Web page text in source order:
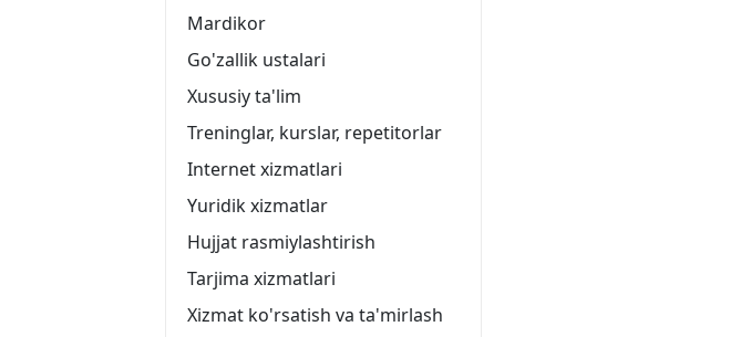
Mardikor
Go'zallik ustalari
Xususiy ta'lim
Treninglar, kurslar, repetitorlar
Internet xizmatlari
Yuridik xizmatlar
Hujjat rasmiylashtirish
Tarjima xizmatlari
Xizmat ko'rsatish va ta'mirlash